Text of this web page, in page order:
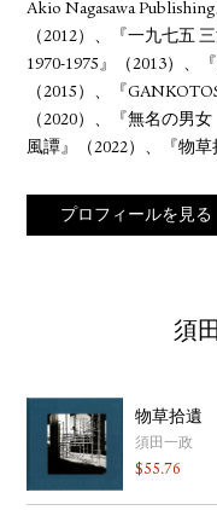
Akio Nagasawa
（2012）、『一九七五
1970-1975』（2013）、
（2015）、『
（2020）、『無名の男
風譚』（2022）、『物草
プロフィールを見る
須
物草拾遺
須田一政
$55.76